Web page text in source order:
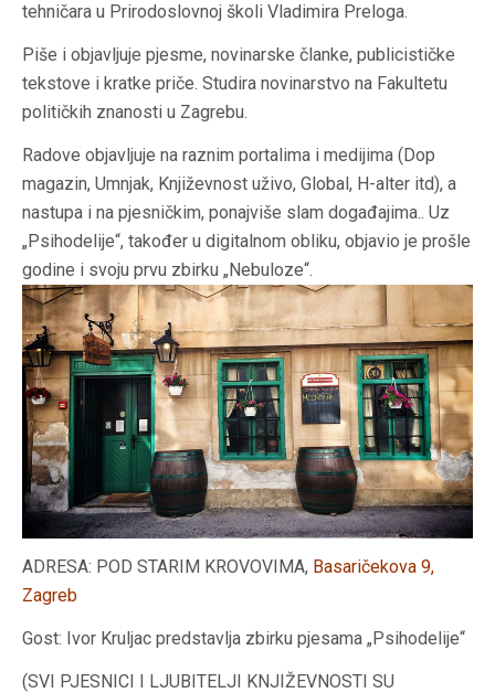
tehničara u Prirodoslovnoj školi Vladimira Preloga.
Piše i objavljuje pjesme, novinarske članke, publicističke
tekstove i kratke priče. Studira novinarstvo na Fakultetu
političkih znanosti u Zagrebu.
Radove objavljuje na raznim portalima i medijima (Dop
magazin, Umnjak, Književnost uživo, Global, H-alter itd), a
nastupa i na pjesničkim, ponajviše slam događajima.. Uz
„Psihodelije“, također u digitalnom obliku, objavio je prošle
godine i svoju prvu zbirku „Nebuloze“.
ADRESA: POD STARIM KROVOVIMA, Basaričekova 9,
Zagreb
Gost: Ivor Kruljac predstavlja zbirku pjesama „Psihodelije“
(SVI PJESNICI I LJUBITELJI KNJIŽEVNOSTI SU